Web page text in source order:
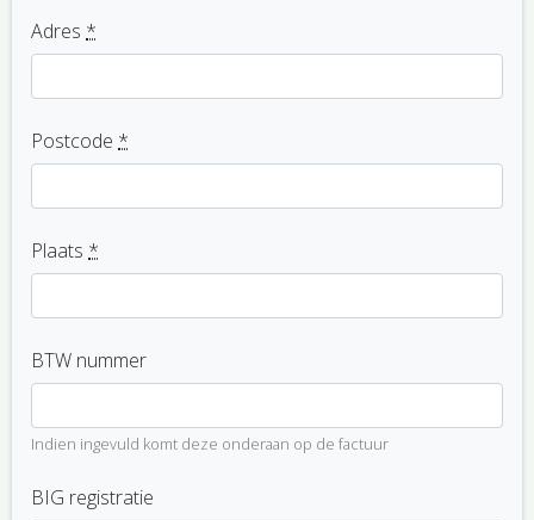
Adres *
Postcode *
Plaats *
BTW nummer
Indien ingevuld komt deze onderaan op de factuur
BIG registratie